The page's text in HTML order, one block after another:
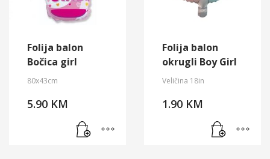
Folija balon
Bočica girl
80x43cm
5.90 KM
Folija balon
okrugli Boy Girl
Veličina 18in
1.90 KM